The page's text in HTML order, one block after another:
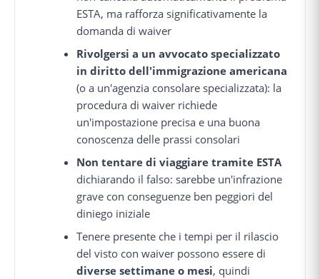
ESTA, ma rafforza significativamente la
domanda di waiver
Rivolgersi a un avvocato specializzato
in diritto dell'immigrazione americana
(o a un'agenzia consolare specializzata): la
procedura di waiver richiede
un'impostazione precisa e una buona
conoscenza delle prassi consolari
Non tentare di viaggiare tramite ESTA
dichiarando il falso: sarebbe un'infrazione
grave con conseguenze ben peggiori del
diniego iniziale
Tenere presente che i tempi per il rilascio
del visto con waiver possono essere di
diverse settimane o mesi, quindi